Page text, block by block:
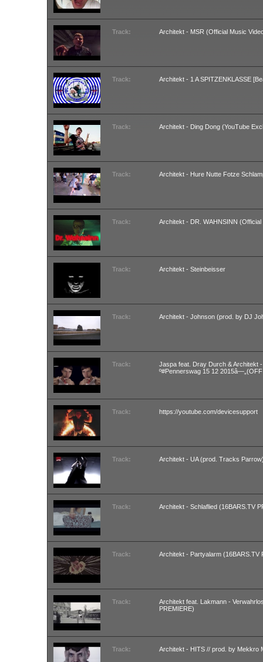
Track: Architekt - MSR (Official Music
Track: Architekt - 1 A SPITZENKLASSE
Track: Architekt - Ding Dong (YouTube
Track: Architekt - Hure Nutte Fotze
Track: Architekt - DR. WAHNSINN
Track: Architekt - Steinbeisser
Track: Architekt - Johnson (prod. by DJ
Track:
Jaspa feat. Dray Durch & Architekt
º#Pennerswag 15 12
Track: https://youtube.com/devicesupport
Track: Architekt - UA (prod. Tracks
Track: Architekt - Schlaflied (16BARS.TV
Track: Architekt - Partyalarm (16BARS.TV
Track:
Architekt feat. Lakmann -
PREMIERE)
Track: Architekt - HITS // prod. by Mekkro